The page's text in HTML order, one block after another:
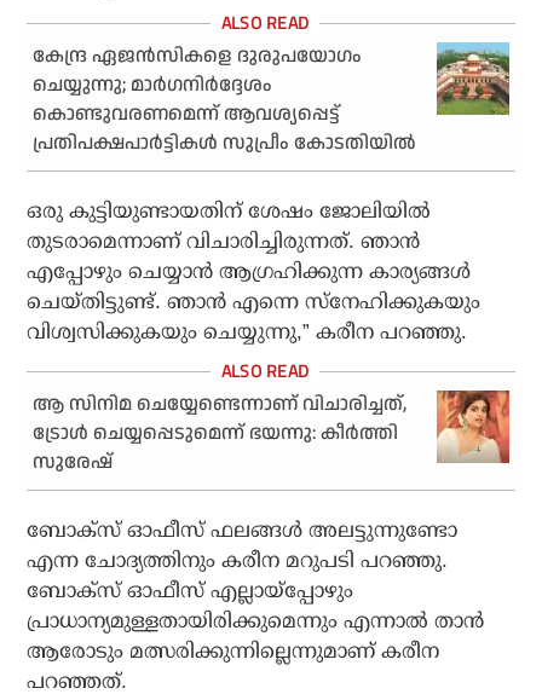
കേന്ദ്ര ഏജന്‍സികളെ ദുരുപയോഗം
ചെയ്യുന്നു; മാര്‍ഗനിര്‍ദ്ദേശം
കൊണ്ടുവരണമെന്ന് ആവശ്യപ്പെട്ട്
പ്രതിപക്ഷപാര്‍ട്ടികള്‍ സുപ്രീം കോടതിയില്‍
ഒരു കുട്ടിയുണ്ടായതിന് ശേഷം ജോലിയില്‍
തുടരാമെന്നാണ് വിചാരിച്ചിരുന്നത്. ഞാന്‍
എപ്പോഴും ചെയ്യാന്‍ ആഗ്രഹിക്കുന്ന കാര്യങ്ങള്‍
ചെയ്തിട്ടുണ്ട്. ഞാന്‍ എന്നെ സ്‌നേഹിക്കുകയും
വിശ്വസിക്കുകയും ചെയ്യുന്നു,” കരീന പറഞ്ഞു.
ആ സിനിമ ചെയ്യേണ്ടെന്നാണ് വിചാരിച്ചത്,
ട്രോള്‍ ചെയ്യപ്പെടുമെന്ന് ഭയന്നു: കീര്‍ത്തി
സുരേഷ്
ബോക്സ് ഓഫീസ് ഫലങ്ങള്‍ അലട്ടുന്നുണ്ടോ
എന്ന ചോദ്യത്തിനും കരീന മറുപടി പറഞ്ഞു.
ബോക്സ് ഓഫീസ് എല്ലായ്പ്പോഴും
പ്രാധാന്യമുള്ളതായിരിക്കുമെന്നും എന്നാല്‍ താന്‍
ആരോടും മത്സരിക്കുന്നില്ലെന്നുമാണ് കരീന
പറഞ്ഞത്.